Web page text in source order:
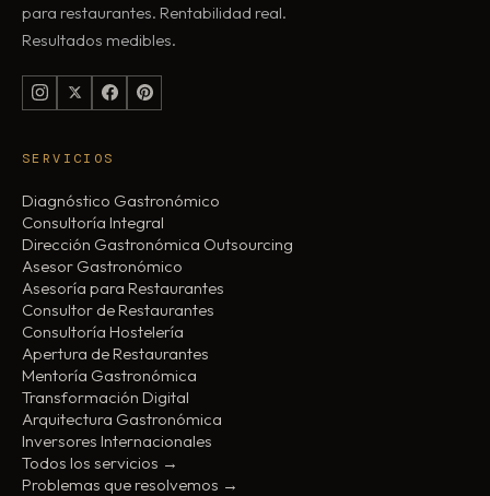
para restaurantes. Rentabilidad real.
Resultados medibles.
SERVICIOS
Diagnóstico Gastronómico
Consultoría Integral
Dirección Gastronómica Outsourcing
Asesor Gastronómico
Asesoría para Restaurantes
Consultor de Restaurantes
Consultoría Hostelería
Apertura de Restaurantes
Mentoría Gastronómica
Transformación Digital
Arquitectura Gastronómica
Inversores Internacionales
Todos los servicios →
Problemas que resolvemos →